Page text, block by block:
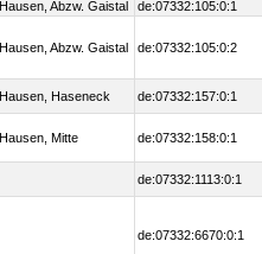
Hausen, Abzw. Gaistal de:07332:105:0:1
Hausen, Abzw. Gaistal de:07332:105:0:2
Hausen, Haseneck de:07332:157:0:1
Hausen, Mitte de:07332:158:0:1
de:07332:1113:0:1
de:07332:6670:0:1